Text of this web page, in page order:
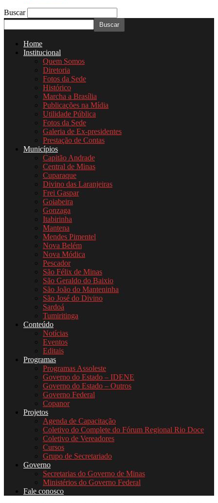
Buscar
Home
Institucional
Quem Somos
Diretoria
Fotos da Sede
Histórico
Marcha a Brasília
Publicações na Mídia
Utilidade Pública
Fotos da Sede
Galeria de Ex-presidentes
Prestação de Contas
Municípios
Capitão Andrade
Central de Minas
Cuparaque
Divino das Laranjeiras
Frei Gaspar
Goiabeira
Gonzaga
Itabirinha
Mantena
Mendes Pimentel
Nova Belém
Nova Módica
Pescador
São Félix de Minas
São Geraldo do Baixio
São João do Manteninha
São José do Divino
Sardoá
Tumiritinga
Conteúdo
Notícias
Eventos
Editais
Programas
Programas Assoleste
Governo do Estado – IDENE
Governo do Estado – Outros
Governo Federal
Copanor
Projetos
Agenda de Capacitação
Coletivo do Complete do Fórum Regional Rio Doce
Coletivo de Vereadores
Cursos
Grupo de Secretariado
Governo
Secretarias do Governo de Minas
Ministérios do Governo Federal
Fale conosco